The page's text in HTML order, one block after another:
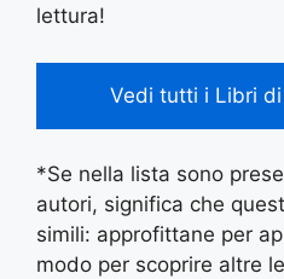
lettura!
Vedi tutti i Libri
*Se nella lista sono
autori, significa che
simili: approfittane per
modo per scoprire altre